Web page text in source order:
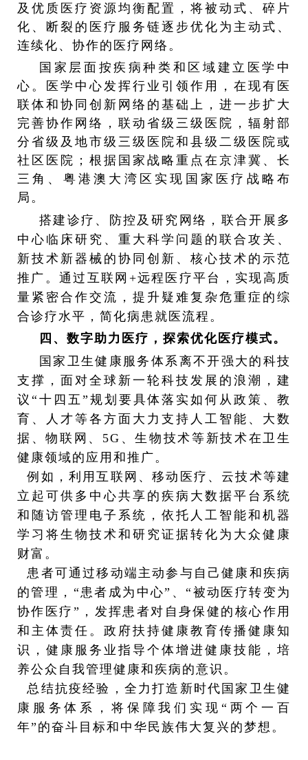
及优质医疗资源均衡配置，将被动式、碎片
化、断裂的医疗服务链逐步优化为主动式、
连续化、协作的医疗网络。
国家层面按疾病种类和区域建立医学中
心。医学中心发挥行业引领作用，在现有医
联体和协同创新网络的基础上，进一步扩大
完善协作网络，联动省级三级医院，辐射部
分省级及地市级三级医院和县级二级医院或
社区医院；根据国家战略重点在京津冀、长
三角、粤港澳大湾区实现国家医疗战略布
局。
搭建诊疗、防控及研究网络，联合开展多
中心临床研究、重大科学问题的联合攻关、
新技术新器械的协同创新、核心技术的示范
推广。通过互联网 +远程医疗平台，实现高质
量紧密合作交流，提升疑难复杂危重症的综
合诊疗水平，简化病患就医流程。
四、数字助力医疗，探索优化医疗模式。
国家卫生健康服务体系离不开强大的科技
支撑，面对全球新一轮科技发展的浪潮，建
议“十四五”规划要具体落实如何从政策、教
育、人才等各方面大力支持人工智能、大数
据、物联网、 5G 、生物技术等新技术在卫生
健康领域的应用和推广。
例如，利用互联网、移动医疗、云技术等建
立起可供多中心共享的疾病大数据平台系统
和随访管理电子系统，依托人工智能和机器
学习将生物技术和研究证据转化为大众健康
财富。
患者可通过移动端主动参与自己健康和疾病
的管理，“患者成为中心”、“被动医疗转变为
协作医疗”，发挥患者对自身保健的核心作用
和主体责任。政府扶持健康教育传播健康知
识，健康服务业指导个体增进健康技能，培
养公众自我管理健康和疾病的意识。
总结抗疫经验，全力打造新时代国家卫生健
康服务体系，将保障我们实现“两个一百
年”的奋斗目标和中华民族伟大复兴的梦想。